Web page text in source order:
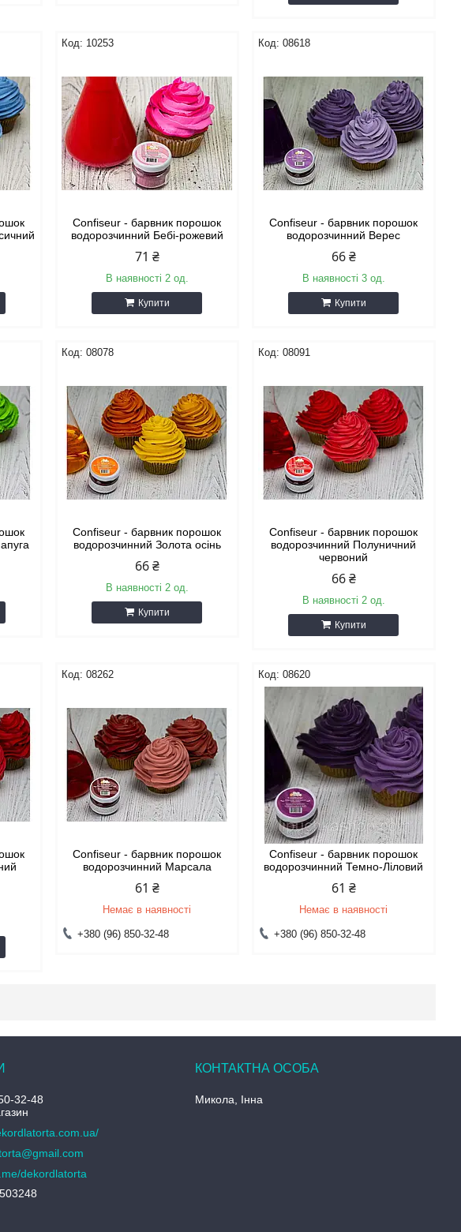
10253
Confiseur - барвник порошок
водорозчинний Бебі-рожевий
71 ₴
В наявності 2 од.
Купити
08618
Confiseur - барвник порошок
водорозчинний Верес
66 ₴
В наявності 3 од.
Купити
08078
Confiseur - барвник порошок
водорозчинний Золота осінь
66 ₴
В наявності 2 од.
Купити
08091
Confiseur - барвник порошок
водорозчинний Полуничний
червоний
66 ₴
В наявності 2 од.
Купити
08262
Confiseur - барвник порошок
водорозчинний Марсала
61 ₴
Немає в наявності
+380 (96) 850-32-48
08620
Confiseur - барвник порошок
водорозчинний Темно-Ліловий
61 ₴
Немає в наявності
+380 (96) 850-32-48
32-48
dekordlatorta
Микола, Інна